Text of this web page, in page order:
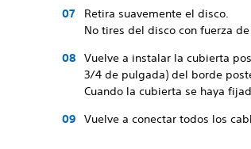
Retira suavemente el disco.
No tires del disco con fuerza
Vuelve a instalar la cubierta
3/4 de pulgada) del borde
Cuando la cubierta se haya
Vuelve a conectar todos los